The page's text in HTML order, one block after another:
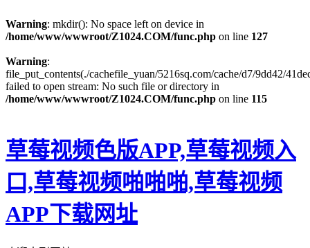
Warning: mkdir(): No space left on device in
/home/www/wwwroot/Z1024.COM/func.php on line 127
Warning:
file_put_contents(./cachefile_yuan/5216sq.com/cache/d7/9dd42/
failed to open stream: No such file or directory in
/home/www/wwwroot/Z1024.COM/func.php on line 115
草莓视频色版APP,草莓视频入
口,草莓视频啪啪啪,草莓视频
APP下载网址